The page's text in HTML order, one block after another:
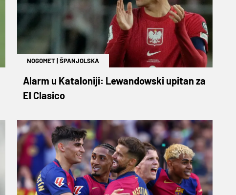
NOGOMET|ŠPANJOLSKA
Alarm u Kataloniji: Lewandowski upitan za
El Clasico